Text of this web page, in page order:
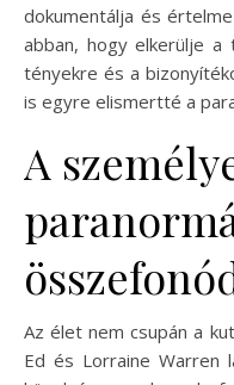
dokumentálja és
abban, hogy elkerülje
tényekre és a
is egyre elismertté a
A
Az élet nem csupán a
Ed és Lorraine Warren